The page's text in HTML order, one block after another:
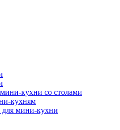
кухни со столами
кухням
для мини-кухни